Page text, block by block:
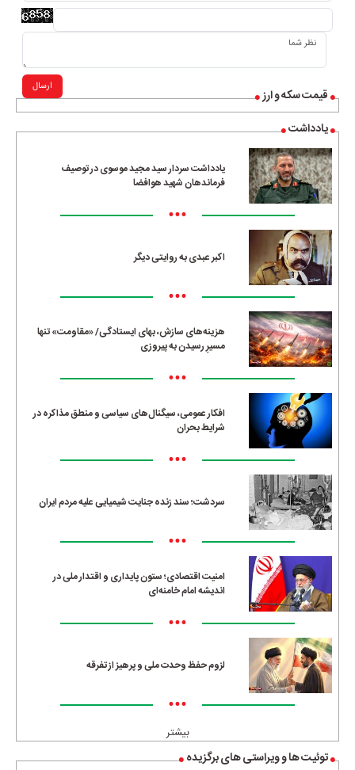
قیمت سکه و ارز
یادداشت
یادداشت سردار سید مجید موسوی در توصیف
فرماندهان شهید هوافضا
•••
اکبر عبدی به روایتی دیگر
•••
هزینه‌های سازش، بهای ایستادگی/ «مقاومت» تنها
مسیرِ رسیدن به پیروزی
•••
افکار عمومی، سیگنال‌های سیاسی و منطق مذاکره در
شرایط بحران
•••
سردشت؛ سند زنده جنایت شیمیایی علیه مردم ایران
•••
امنیت اقتصادی؛ ستون پایداری و اقتدار ملی در
اندیشه امام خامنه‌ای
•••
لزوم حفظ وحدت ملی و پرهیز از تفرقه
•••
بیشتر
توئیت ها و ویراستی های برگزیده
ارسال